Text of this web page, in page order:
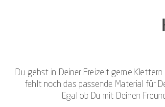
Du gehst in Deiner Freizeit gerne
fehlt noch das passende Material für
Egal ob Du mit Deinen